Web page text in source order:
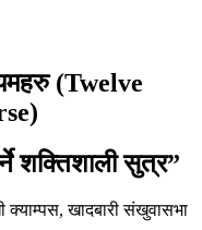
(Twelve
शक्तिशाली सुत्र”
खादबारी संखुवासभा